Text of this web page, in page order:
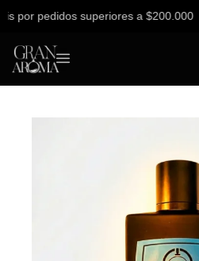
pedidos superiores a $200.000 ∙